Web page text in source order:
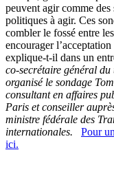
peuvent agir comme
politiques à agir. Ces
combler le fossé entre
encourager
explique-t-il dans un
co-secrétaire général
organisé le sondage
consultant en affaires
Paris et conseiller
ministre fédérale des
internationales.
Pour
ici.